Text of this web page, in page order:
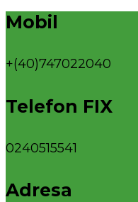
Mobil
+(40)747022040
Telefon FIX
0240515541
Adresa